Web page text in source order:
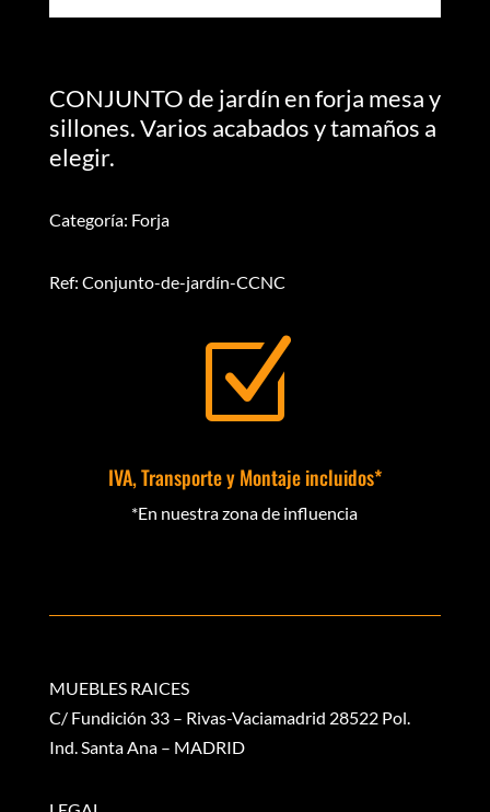
CONJUNTO de jardín en forja mesa y
sillones. Varios acabados y tamaños a
elegir.
Categoría: Forja
Ref: Conjunto-de-jardín-CCNC
Z
IVA, Transporte y Montaje incluidos*
*En nuestra zona de influencia
MUEBLES RAICES
C/ Fundición 33 – Rivas-Vaciamadrid 28522 Pol.
Ind. Santa Ana – MADRID